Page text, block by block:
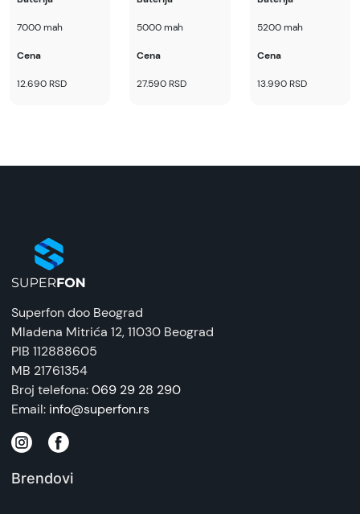
7000 mah
Cena
12.690 RSD
5000 mah
Cena
27.590 RSD
5200 mah
Cena
13.990 RSD
Superfon doo Beograd
Mladena Mitrića 12, 11030 Beograd
PIB 112888605
MB 21761354
Broj telefona:069 29 28 290
Email: info@superfon.rs
Brendovi